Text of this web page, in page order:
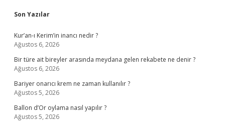
Sidebar
Son Yazılar
Kur’an-ı Kerim’in inancı nedir ?
Ağustos 6, 2026
Bir türe ait bireyler arasında meydana gelen rekabete ne denir ?
Ağustos 6, 2026
Bariyer onarıcı krem ne zaman kullanılır ?
Ağustos 5, 2026
Ballon d’Or oylama nasıl yapılır ?
Ağustos 5, 2026